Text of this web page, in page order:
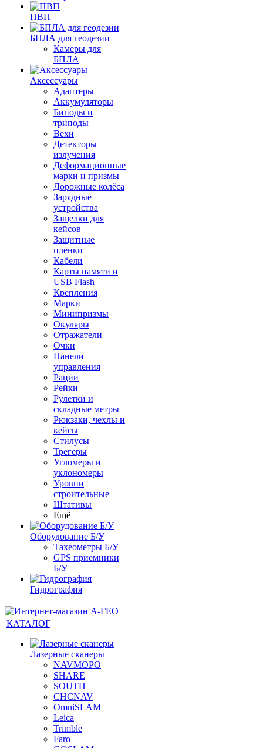
ПВП
БПЛА для геодезии
Камеры для
БПЛА
Аксессуары
Адаптеры
Аккумуляторы
Биподы и
триподы
Вехи
Детекторы
излучения
Деформационные
марки и призмы
Дорожные колёса
Зарядные
устройства
Защелки для
кейсов
Защитные
пленки
Кабели
Карты памяти и
USB Flash
Крепления
Марки
Минипризмы
Окуляры
Отражатели
Очки
Панели
управления
Рации
Рейки
Рулетки и
складные метры
Рюкзаки, чехлы и
кейсы
Стилусы
Трегеры
Угломеры и
уклономеры
Уровни
строительные
Штативы
Ещё
Оборудование Б/У
Тахеометры Б/У
GPS приёмники
Б/У
Гидрография
КАТАЛОГ
Лазерные сканеры
NAVMOPO
SHARE
SOUTH
CHCNAV
OmniSLAM
Leica
Trimble
Faro